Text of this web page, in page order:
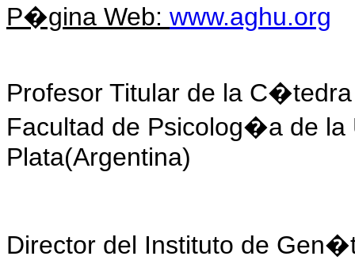
P�gina Web: www.aghu.org
Profesor Titular de la
Facultad de Psicolog�a de la
Plata(Argentina)
Director del Instituto de